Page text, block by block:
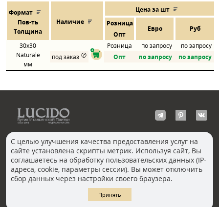
Формат
Пов-ть
Толщина
Наличие
Цена за шт
Розница
Евро Руб
Опт
30x30
Naturale
мм
Розница по запросу
по запросу
под заказ
Опт по запросу по запросу
КОНТАКТЫ
Москва, Пречистенка
Волгоград
Екатеринбург
Казань
Новосибирск
Санкт-Петербург
С целью улучшения качества предоставления услуг на
сайте установлена скрипты метрик. Используя сайт, Вы
соглашаетесь на обработку пользовательских данных (IP-
адреса, cookie, параметры сессии). Вы может отключить
сбор данных через настройки своего браузера.
Принять